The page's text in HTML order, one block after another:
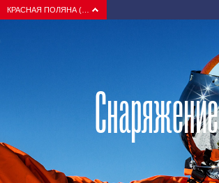
Снаряжение